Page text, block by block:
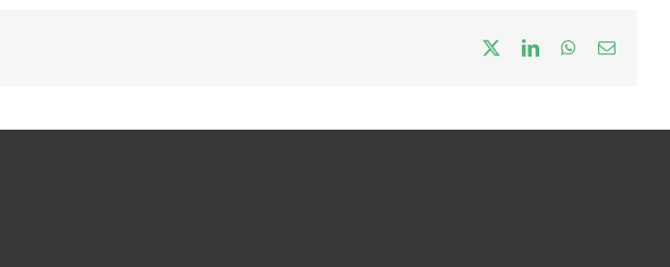
LinkedInWhatsApp
Correo